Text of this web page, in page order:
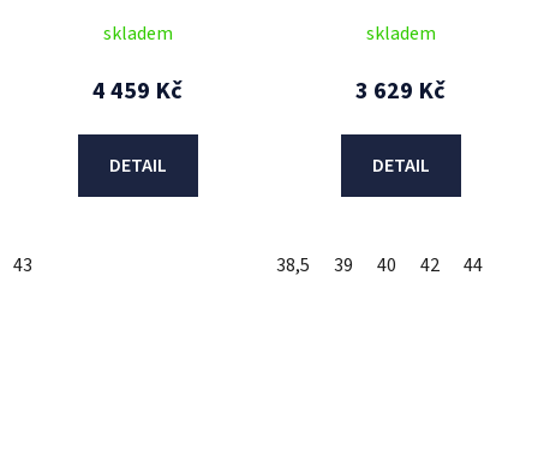
skladem
4 459 Kč
DETAIL
43
skladem
3 629 Kč
DETAIL
38,5 39 40 42 44